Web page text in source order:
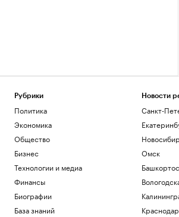
Рубрики
Политика
Экономика
Общество
Бизнес
Технологии и медиа
Финансы
Биографии
База знаний
Новости
Санкт-
Омск